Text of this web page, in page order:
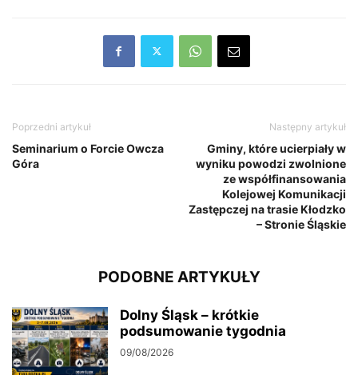
Poprzedni artykuł
Seminarium o Forcie Owcza
Góra
Następny artykuł
Gminy, które ucierpiały w
wyniku powodzi zwolnione
ze współfinansowania
Kolejowej Komunikacji
Zastępczej na trasie Kłodzko
– Stronie Śląskie
PODOBNE ARTYKUŁY
Dolny Śląsk – krótkie
podsumowanie tygodnia
09/08/2026